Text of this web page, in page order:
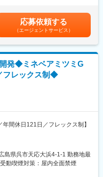
された自動車が動いてるのを見
ソールなどのHMI製品など、ユ
ツミグループとのシナジー効
わせ幅広い製品の開発に携わ
た製品の先行開発に携わること
会、セミナー参加など。
子システム開発係（係長以下12
応募依頼する
（エージェントサービス）
発◆ミネベアミツミG
フレックス制◆
年間休日121日／フレックス制】
テム（スマホを車の鍵とするシ
市天応大浜4-1-1 勤務地最
動喫煙対策：屋内全面禁煙